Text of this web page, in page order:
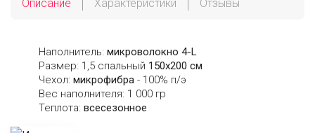
Описание Характеристики Отзывы
Наполнитель: микроволокно 4-L
Размер: 1,5 спальный 150х200 см
Чехол: микрофибра - 100% п/э
Вес наполнителя: 1 000 гр
Теплота: всесезонное